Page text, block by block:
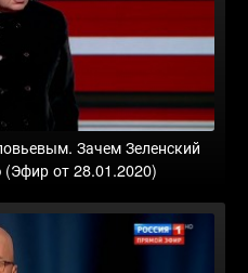
Зачем Зеленский
от 28.01.2020)